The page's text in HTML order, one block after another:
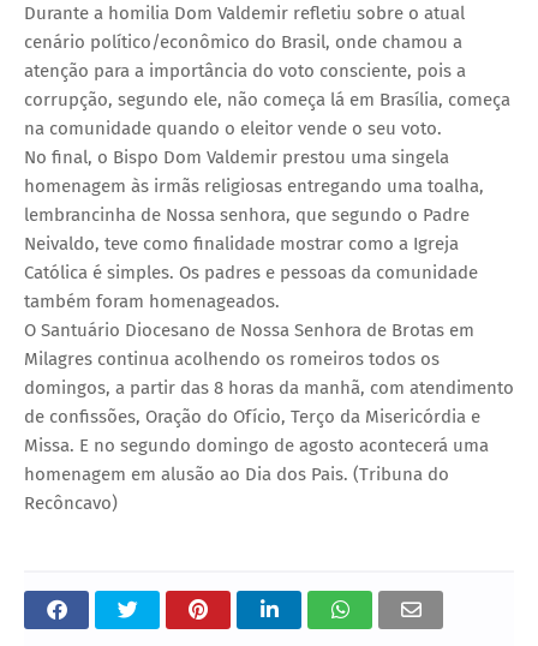
Durante a homilia Dom Valdemir refletiu sobre o atual
cenário político/econômico do Brasil, onde chamou a
atenção para a importância do voto consciente, pois a
corrupção, segundo ele, não começa lá em Brasília, começa
na comunidade quando o eleitor vende o seu voto.
No final, o Bispo Dom Valdemir prestou uma singela
homenagem às irmãs religiosas entregando uma toalha,
lembrancinha de Nossa senhora, que segundo o Padre
Neivaldo, teve como finalidade mostrar como a Igreja
Católica é simples. Os padres e pessoas da comunidade
também foram homenageados.
O Santuário Diocesano de Nossa Senhora de Brotas em
Milagres continua acolhendo os romeiros todos os
domingos, a partir das 8 horas da manhã, com atendimento
de confissões, Oração do Ofício, Terço da Misericórdia e
Missa. E no segundo domingo de agosto acontecerá uma
homenagem em alusão ao Dia dos Pais. (Tribuna do
Recôncavo)